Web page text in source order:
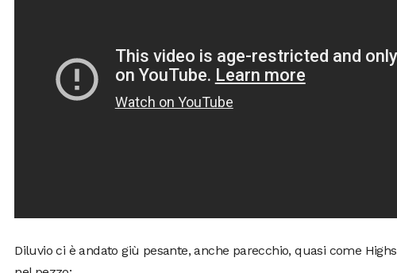
Diluvio ci è andato giù pesante, anche parecchio, quasi come